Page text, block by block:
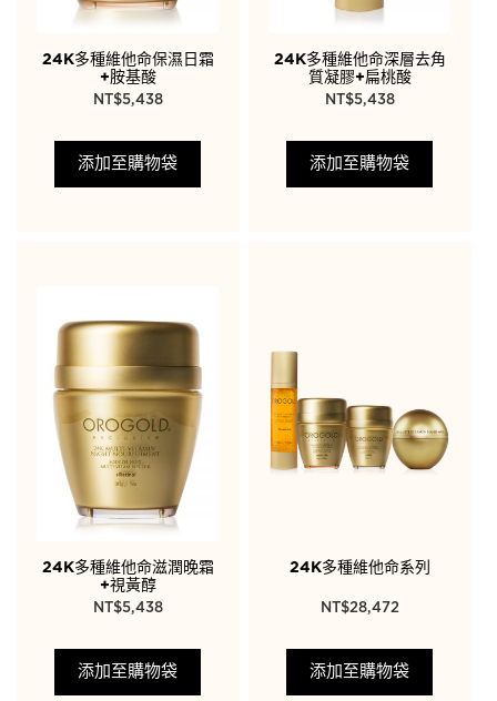
24K多種維他命保濕日霜
+胺基酸
NT$5,438
添加至購物袋
24K多種維他命深層去角
質凝膠+扁桃酸
NT$5,438
添加至購物袋
24K多種維他命滋潤晚霜
+視黃醇
NT$5,438
添加至購物袋
24K多種維他命系列
NT$28,472
添加至購物袋